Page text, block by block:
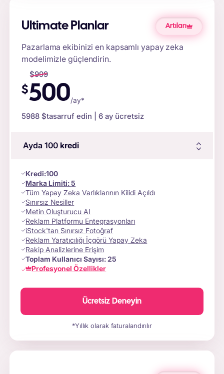
Ultimate Planlar Artıları
Pazarlama ekibinizi en kapsamlı yapay zeka
modelimizle güçlendirin.
$999
$500/ay*
5988 $tasarruf edin | 6 ay ücretsiz
Ayda 100 kredi
Kredi:100
Marka Limiti:5
Tüm Yapay Zeka Varlıklarının Kilidi Açıldı
Sınırsız Nesiller
Metin Oluşturucu AI
Reklam Platformu Entegrasyonları
iStock'tan Sınırsız Fotoğraf
Reklam Yaratıcılığı İçgörü Yapay Zeka
Rakip Analizlerine Erişim
Toplam Kullanıcı Sayısı:25
Profesyonel Özellikler
Ücretsiz Deneyin
*Yıllık olarak faturalandırılır